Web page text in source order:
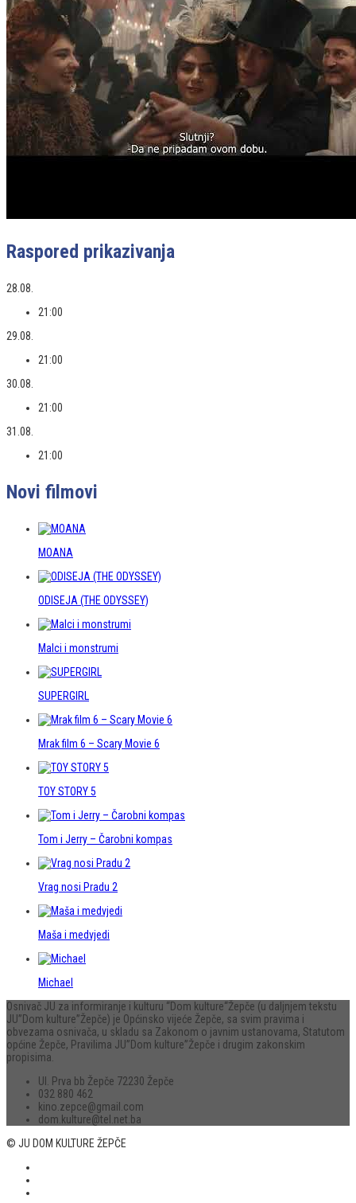
Raspored prikazivanja
28.08.
21:00
29.08.
21:00
30.08.
21:00
31.08.
21:00
Novi filmovi
MOANA
ODISEJA (THE ODYSSEY)
Malci i monstrumi
SUPERGIRL
Mrak film 6 – Scary Movie 6
TOY STORY 5
Tom i Jerry – Čarobni kompas
Vrag nosi Pradu 2
Maša i medvjedi
Michael
Osnivač JU za informiranje i kulturu “Dom kulture“Žepče (u daljnjem tekstu
JU”Dom kulture”Žepče) je Općinsko vijeće Žepče, sa svim pravima i
obvezama osnivača, u skladu sa Zakonom o javnim ustanovama, Statutom
općine Žepče, Pravilima JU”Dom kulture”Žepče i drugim zakonskim
propisima.
Ul. Prva bb Žepče 72230 Žepče
032 880 462
kino.zepce@gmail.com
dom.kulture@tel.net.ba
© JU DOM KULTURE ŽEPČE